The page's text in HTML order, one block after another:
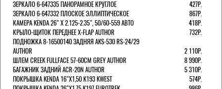
ЗЕРКАЛО 6-647335 ПАНОРАМНОЕ КРУГЛОЕ
427Р.
ЗЕРКАЛО 6-647332 ПЛОСКОЕ ЭЛЛИПТИЧЕСКОЕ
867Р.
КАМЕРА KENDA 26" Х 2.125-2.35", 50/60-559 АВТО
418Р.
КРЫЛО-ЩИТОК ПЕРЕДНЕЕ X-FLAP AUTHOR
732Р.
ПОДНОЖКА 8-16500140 ЗАДНЯЯ AKS-530 RS-24/29
AUTHOR
2 110Р.
ШЛЕМ CREEK FULLFACE 57-60СМ GREY AUTHOR
8 990Р.
БАГАЖНИК ЗАДНИЙ ACR-20N AUTHOR
5 310Р.
ПОКРЫШКА KENDA 16"Х1,50 K193 KWEST
574Р.